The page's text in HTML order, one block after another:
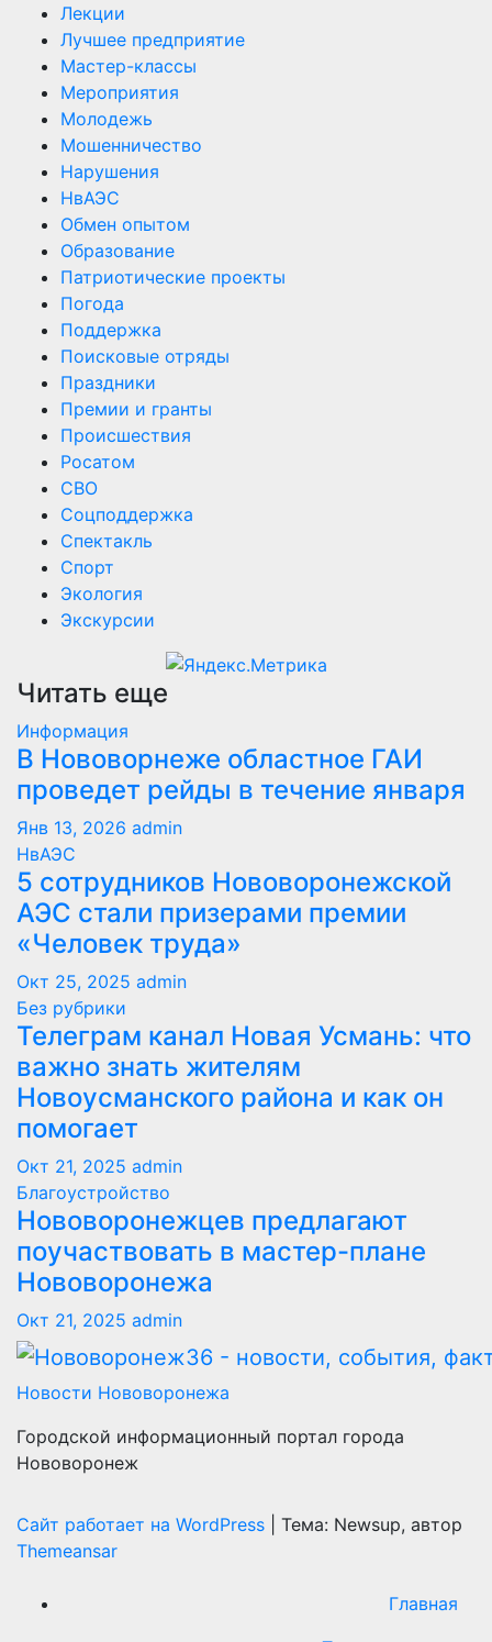
Лекции
Лучшее предприятие
Мастер-классы
Мероприятия
Молодежь
Мошенничество
Нарушения
НвАЭС
Обмен опытом
Образование
Патриотические проекты
Погода
Поддержка
Поисковые отряды
Праздники
Премии и гранты
Происшествия
Росатом
СВО
Соцподдержка
Спектакль
Спорт
Экология
Экскурсии
Читать еще
Информация
В Нововорнеже областное ГАИ
проведет рейды в течение января
Янв 13, 2026 admin
НвАЭС
5 сотрудников Нововоронежской
АЭС стали призерами премии
«Человек труда»
Окт 25, 2025 admin
Без рубрики
Телеграм канал Новая Усмань: что
важно знать жителям
Новоусманского района и как он
помогает
Окт 21, 2025 admin
Благоустройство
Нововоронежцев предлагают
поучаствовать в мастер-плане
Нововоронежа
Окт 21, 2025 admin
Новости Нововоронежа
Городской информационный портал города
Нововоронеж
Сайт работает на WordPress
Тема: Newsup, автор
Themeansar
Главная